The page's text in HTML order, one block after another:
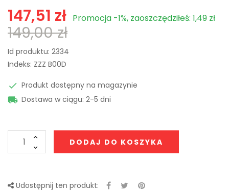
147,51 zł Promocja -1%, zaoszczędziłeś: 1,49 zł
149,00 zł
Id produktu: 2334
Indeks: ZZZ B00D
 Produkt dostępny na magazynie
 Dostawa w ciągu: 2-5 dni
DODAJ DO KOSZYKA
Udostępnij ten produkt: